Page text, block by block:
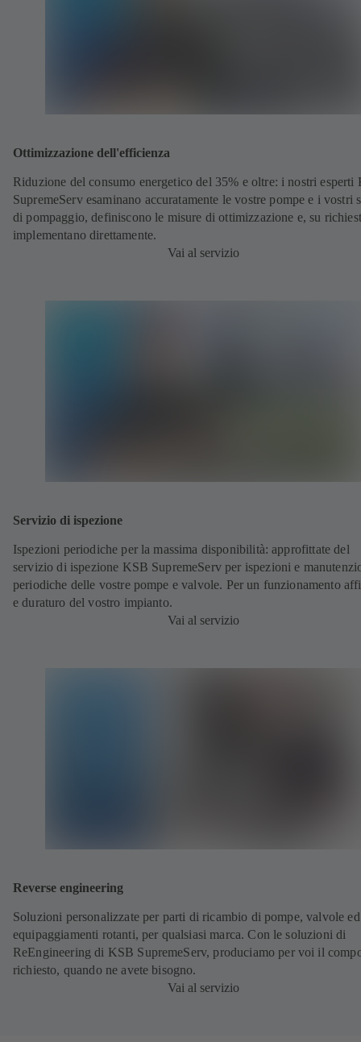
Ottimizzazione dell'efficienza
Riduzione del consumo energetico del 35% e oltre: i nostri esperti
SupremeServ esaminano accuratamente le vostre pompe e i vostri
di pompaggio, definiscono le misure di ottimizzazione e, su
implementano direttamente.
Vai al servizio
Servizio di ispezione
Ispezioni periodiche per la massima disponibilità: approfittate del
servizio di ispezione KSB SupremeServ per ispezioni e
periodiche delle vostre pompe e valvole. Per un funzionamento
e duraturo del vostro impianto.
Vai al servizio
Reverse engineering
Soluzioni personalizzate per parti di ricambio di pompe, valvole ed
equipaggiamenti rotanti, per qualsiasi marca. Con le soluzioni di
ReEngineering di KSB SupremeServ, produciamo per voi il
richiesto, quando ne avete bisogno.
Vai al servizio